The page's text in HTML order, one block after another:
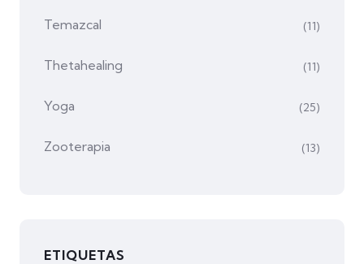
Temazcal (11)
Thetahealing (11)
Yoga (25)
Zooterapia (13)
ETIQUETAS